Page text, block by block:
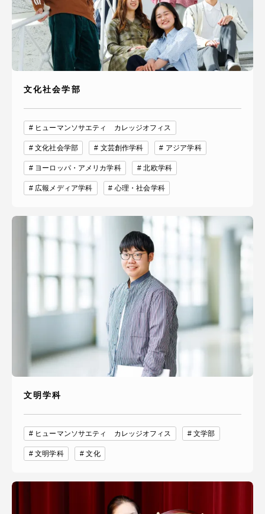
文化社会学部
ヒューマンソサエティ カレッジオフィス
文化社会学部 文芸創作学科 アジア学科
ヨーロッパ・アメリカ学科 北欧学科
広報メディア学科 心理・社会学科
文明学科
ヒューマンソサエティ カレッジオフィス 文学部
文明学科 文化